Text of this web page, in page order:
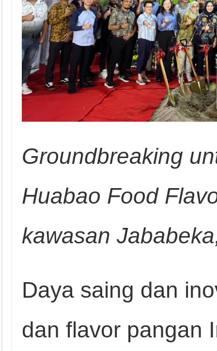
Groundbreaking
Huabao Food
kawasan
Daya saing dan
dan flavor pangan